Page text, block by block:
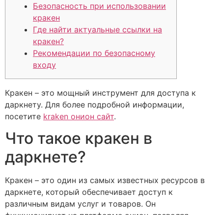
Безопасность при использовании
кракен
Где найти актуальные ссылки на
кракен?
Рекомендации по безопасному
входу
Кракен – это мощный инструмент для доступа к
даркнету. Для более подробной информации,
посетите kraken онион сайт.
Что такое кракен в
даркнете?
Кракен – это один из самых известных ресурсов в
даркнете, который обеспечивает доступ к
различным видам услуг и товаров. Он